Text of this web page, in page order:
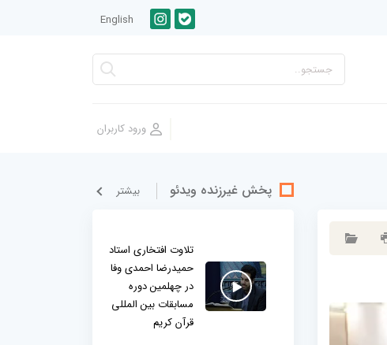
English
پخش غيرزنده ویدئو بيشتر
تلاوت افتخاری استاد
حمیدرضا احمدی وفا
در چهلمین دوره
مسابقات بین المللی
قرآن کریم